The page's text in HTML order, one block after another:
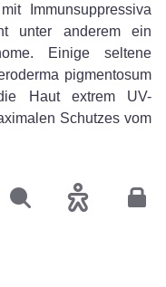
Suchen
Immunsuppressiva
unter anderem ein
Einige seltene
pigmentosum
Haut extrem UV-
Schutzes vom